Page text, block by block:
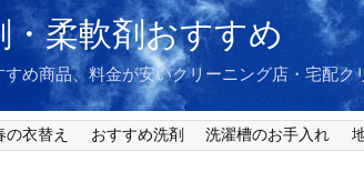
柔軟剤おすすめ
め商品、料金が安いクリーニング店・宅配ク
の衣替え おすすめ洗剤 洗濯槽のお手入れ